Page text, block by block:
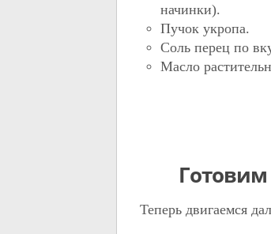
начинки).
Пучок укропа.
Соль перец по
Масло
Теперь двигаемся